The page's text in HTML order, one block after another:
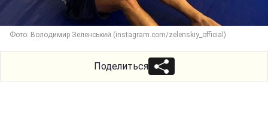
Фото: Володимир Зеленський (instagram.com/zelenskiy_official)
Поделиться